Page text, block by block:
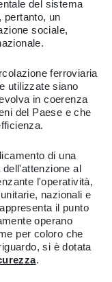
del sistema
pertanto, un
sociale,
ferroviaria
utilizzate siano
in coerenza
del Paese e che
di una
al
l'operatività,
nazionali e
il punto
operano
per coloro che
si è dotata
.